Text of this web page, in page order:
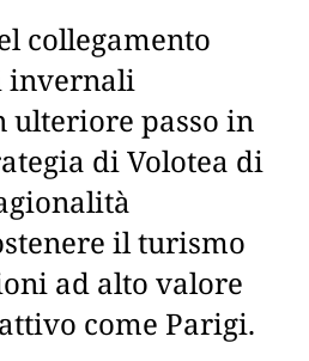
collegamento
invernali
ulteriore passo in
di Volotea di
il turismo
ad alto valore
come Parigi.